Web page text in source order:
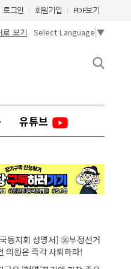
로그인 회원가입 PDF보기
로 보기 Select Language ▼
유튜브
동지회 성명서] ㊱부정선거
의원은 즉각 사퇴하라!